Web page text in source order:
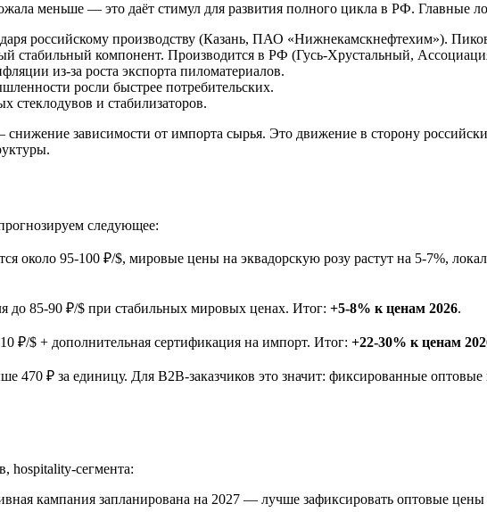
меньше — это даёт стимул для развития полного цикла в РФ. Главные
российскому производству (Казань, ПАО «Нижнекамскнефтехим»).
стабильный компонент. Производится в РФ (Гусь-Хрустальный,
из-за роста экспорта пиломатериалов.
росли быстрее потребительских.
и стабилизаторов.
зависимости от импорта сырья. Это движение в сторону
следующее:
около 95-100 ₽/$, мировые цены на эквадорскую розу растут на 5-7%,
до 85-90 ₽/$ при стабильных мировых ценах. Итог: +5-8% к ценам 2026.
₽/$ + дополнительная сертификация на импорт. Итог: +22-30% к ценам
470 ₽ за единицу. Для B2B-заказчиков это значит: фиксированные
hospitality-сегмента:
кампания запланирована на 2027 — лучше зафиксировать оптовые цены